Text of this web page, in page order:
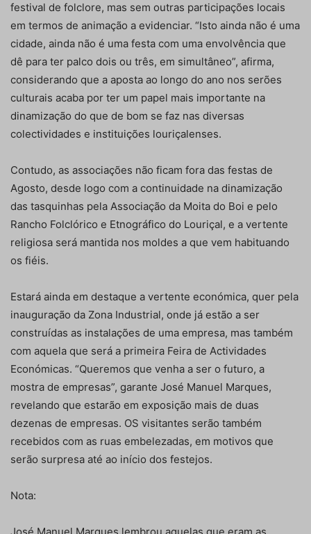
festival de folclore, mas sem outras participações locais
em termos de animação a evidenciar. “Isto ainda não é uma
cidade, ainda não é uma festa com uma envolvência que
dê para ter palco dois ou três, em simultâneo”, afirma,
considerando que a aposta ao longo do ano nos serões
culturais acaba por ter um papel mais importante na
dinamização do que de bom se faz nas diversas
colectividades e instituições louriçalenses.
Contudo, as associações não ficam fora das festas de
Agosto, desde logo com a continuidade na dinamização
das tasquinhas pela Associação da Moita do Boi e pelo
Rancho Folclórico e Etnográfico do Louriçal, e a vertente
religiosa será mantida nos moldes a que vem habituando
os fiéis.
Estará ainda em destaque a vertente económica, quer pela
inauguração da Zona Industrial, onde já estão a ser
construídas as instalações de uma empresa, mas também
com aquela que será a primeira Feira de Actividades
Económicas. “Queremos que venha a ser o futuro, a
mostra de empresas”, garante José Manuel Marques,
revelando que estarão em exposição mais de duas
dezenas de empresas. OS visitantes serão também
recebidos com as ruas embelezadas, em motivos que
serão surpresa até ao início dos festejos.
Nota: